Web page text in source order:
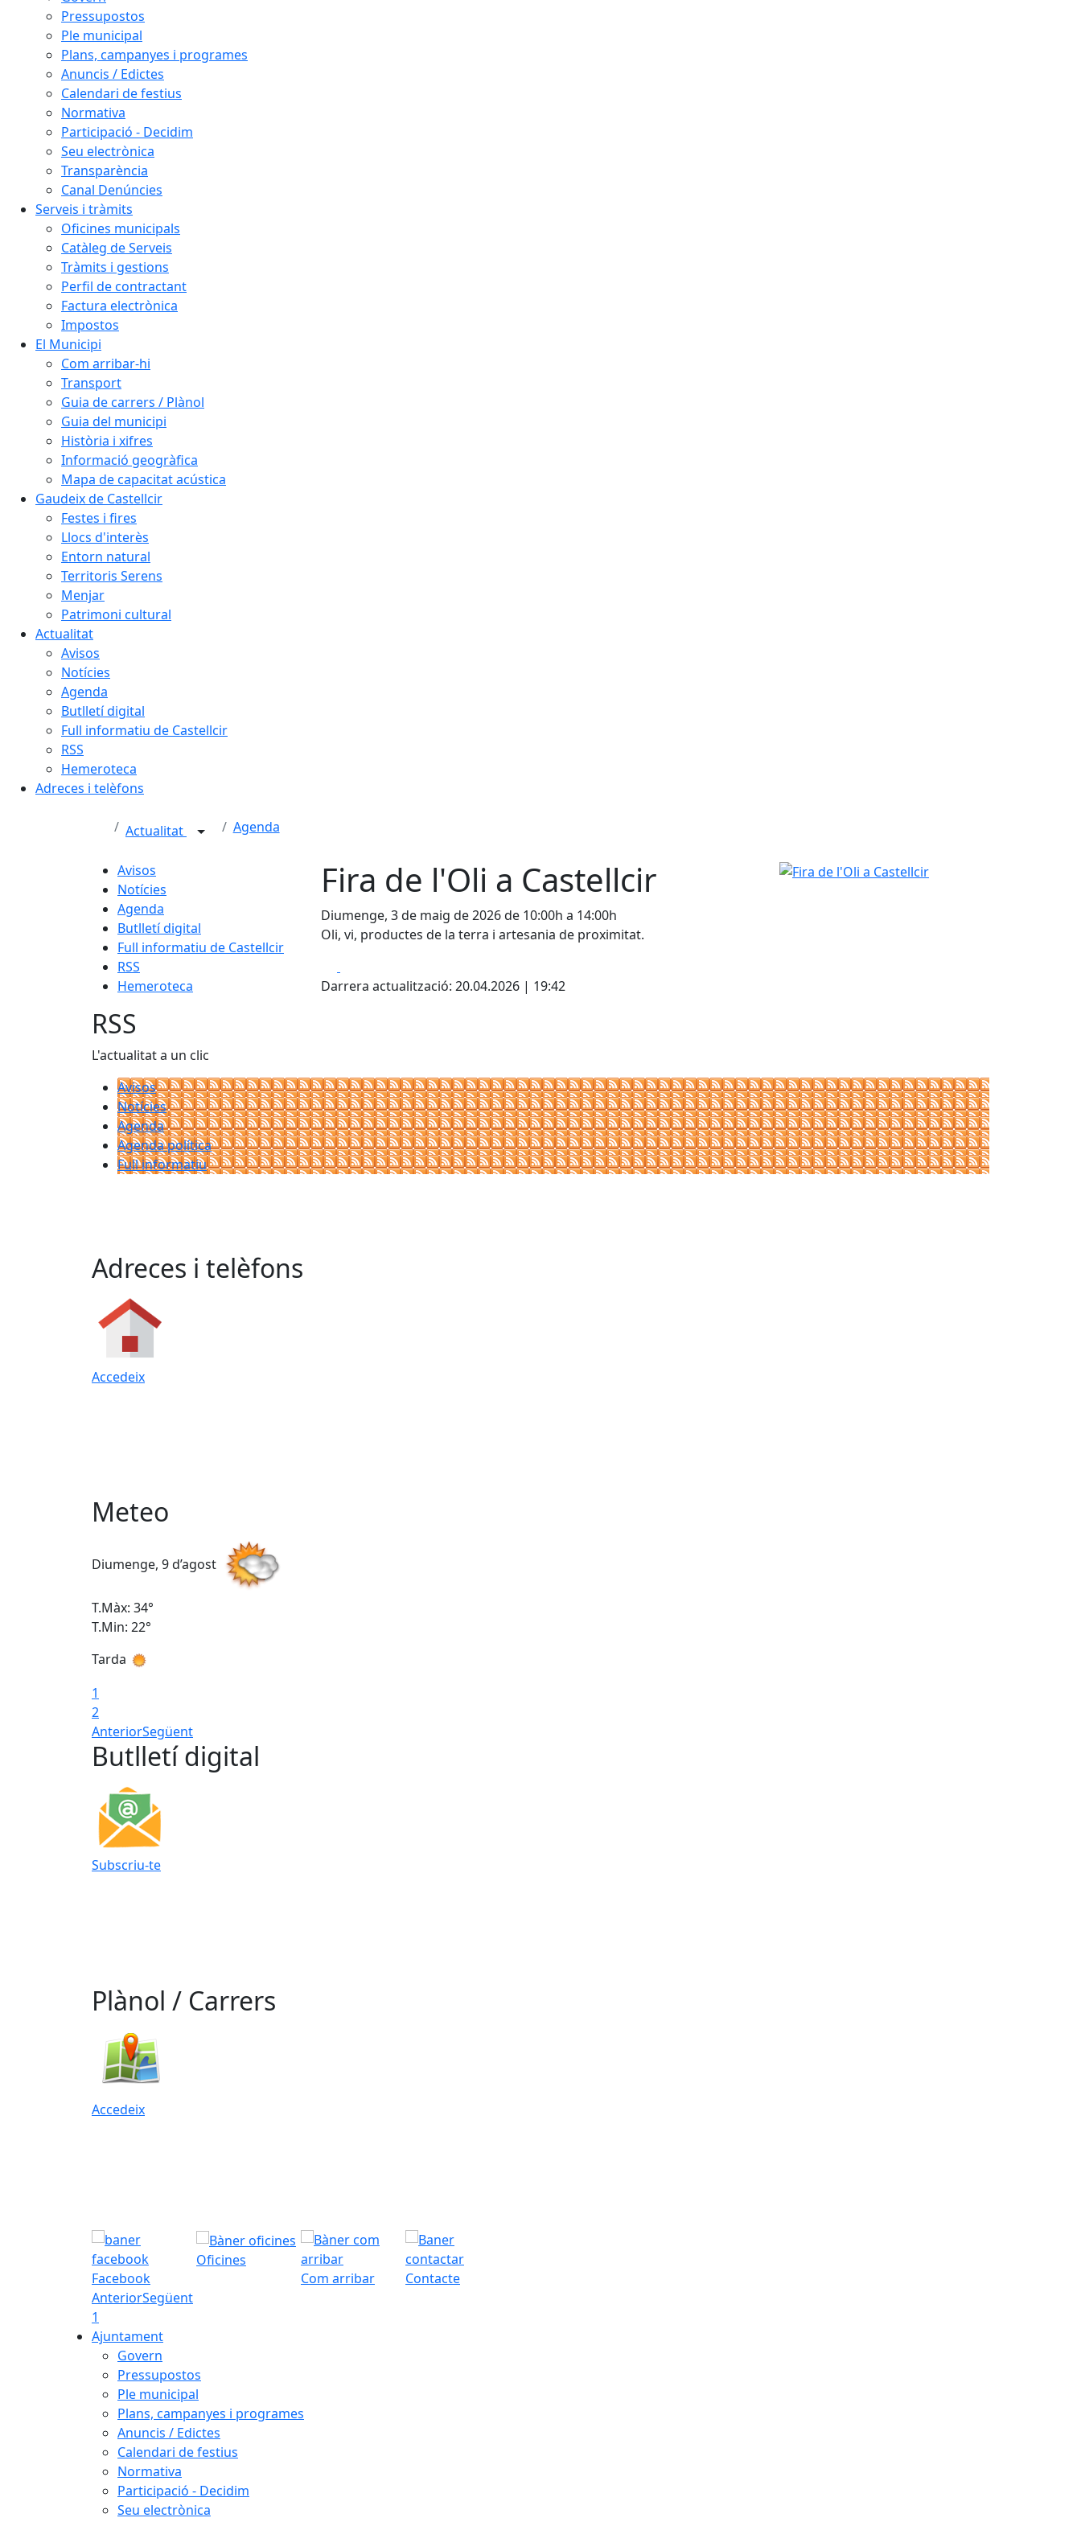
Pressupostos
Ple municipal
Plans, campanyes i programes
Anuncis / Edictes
Calendari de festius
Normativa
Participació - Decidim
Seu electrònica
Transparència
Canal Denúncies
Serveis i tràmits
Oficines municipals
Catàleg de Serveis
Tràmits i gestions
Perfil de contractant
Factura electrònica
Impostos
El Municipi
Com arribar-hi
Transport
Guia de carrers / Plànol
Guia del municipi
Història i xifres
Informació geogràfica
Mapa de capacitat acústica
Gaudeix de Castellcir
Festes i fires
Llocs d'interès
Entorn natural
Territoris Serens
Menjar
Patrimoni cultural
Actualitat
Avisos
Notícies
Agenda
Butlletí digital
Full informatiu de Castellcir
RSS
Hemeroteca
Adreces i telèfons
Actualitat Agenda
Avisos
Notícies
Agenda
Butlletí digital
Full informatiu de Castellcir
RSS
Hemeroteca
Fira de l'Oli a Castellcir
Diumenge, 3 de maig de 2026 de 10:00h a 14:00h
Oli, vi, productes de la terra i artesania de proximitat.
Darrera actualització: 20.04.2026 | 19:42
Fira de l'Oli a Castellcir
RSS
L'actualitat a un clic
Avisos
Notícies
Agenda
Agenda política
Full informatiu
Adreces i telèfons
Accedeix
Meteo
Diumenge, 9 d’agost
T.Màx: 34°
T.Min: 22°
Tarda
1
2
AnteriorSegüent
Butlletí digital
Subscriu-te
Plànol / Carrers
Accedeix
Facebook
Oficines
Com arribar
Contacte
AnteriorSegüent
1
Ajuntament
Govern
Pressupostos
Ple municipal
Plans, campanyes i programes
Anuncis / Edictes
Calendari de festius
Normativa
Participació - Decidim
Seu electrònica